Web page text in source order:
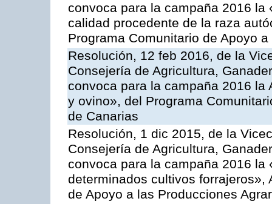
convoca para la campaña 2016
calidad procedente de la raza
Programa Comunitario de Apoyo
Resolución, 12 feb 2016, de la
Consejería de Agricultura,
convoca para la campaña 2016
y ovino», del Programa
de Canarias
Resolución, 1 dic 2015, de la
Consejería de Agricultura,
convoca para la campaña 2016 la
determinados cultivos forrajeros»,
de Apoyo a las Producciones